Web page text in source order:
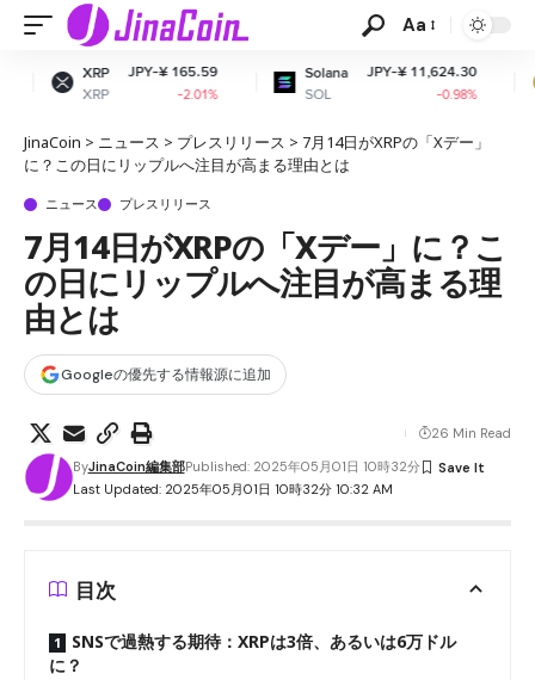
Aa
¥ 165.59
-2.01%
Solana
SOL
JPY-¥ 11,624.30
-0.98%
Dogecoin
DOGE
JinaCoin > ニュース > プレスリリース > 7月14日がXRPの「Xデー」
に？この日にリップルへ注目が高まる理由とは
ニュース プレスリリース
7月14日がXRPの「Xデー」に？こ
の日にリップルへ注目が高まる理
由とは
Googleの優先する情報源に追加
Last Updated: 2025年05月01日 10時32分 10:32 AM
ByJinaCoin編集部Published: 2025年05月01日 10時32分
26 Min Read
目次
SNSで過熱する期待：XRPは3倍、あるいは6万ドル
に？